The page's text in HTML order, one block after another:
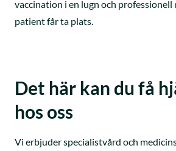
vaccination i en lugn och professionell
patient får ta plats.
Det här kan du få
hos oss
Vi erbjuder specialistvård och